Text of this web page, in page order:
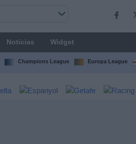
Noticias Widget
Champions League Europa League